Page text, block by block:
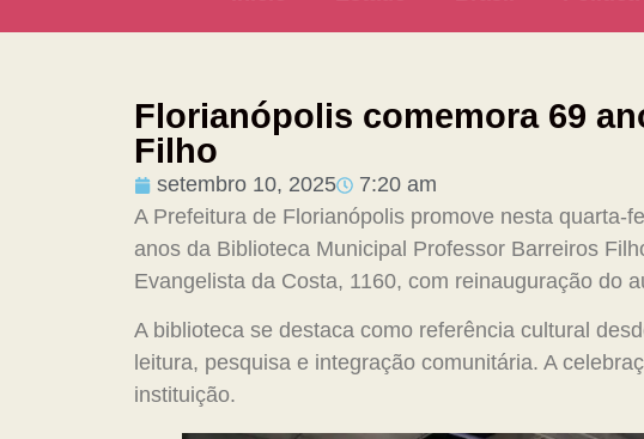
Florianópolis comemora 69
Filho
setembro 10, 2025
7:20 am
A Prefeitura de Florianópolis promove nesta quarta-
anos da Biblioteca Municipal Professor Barreiros
Evangelista da Costa, 1160, com reinauguração do
A biblioteca se destaca como referência cultural
leitura, pesquisa e integração comunitária. A
instituição.